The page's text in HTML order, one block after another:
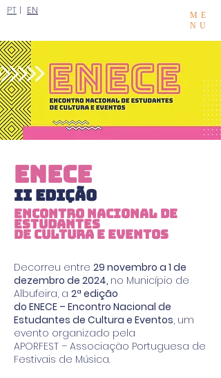
PT | EN
ME
NU
ENECE
ii edição
Encontro Nacional de
Estudantes
de Cultura e Eventos
Decorreu entre 29 novembro a 1 de
dezembro de 2024, no Município de
Albufeira, a 2ª edição
do ENECE – Encontro Nacional de
Estudantes de Cultura e Eventos, um
evento organizado pela
APORFEST – Associação Portuguesa de
Festivais de Música.